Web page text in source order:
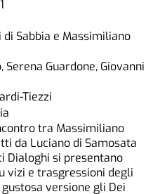
di Sabbia e Massimiliano
Serena Guardone, Giovanni
Tiezzi
tra Massimiliano
da Luciano di Samosata
Dialoghi si presentano
vizi e trasgressioni degli
versione gli Dei